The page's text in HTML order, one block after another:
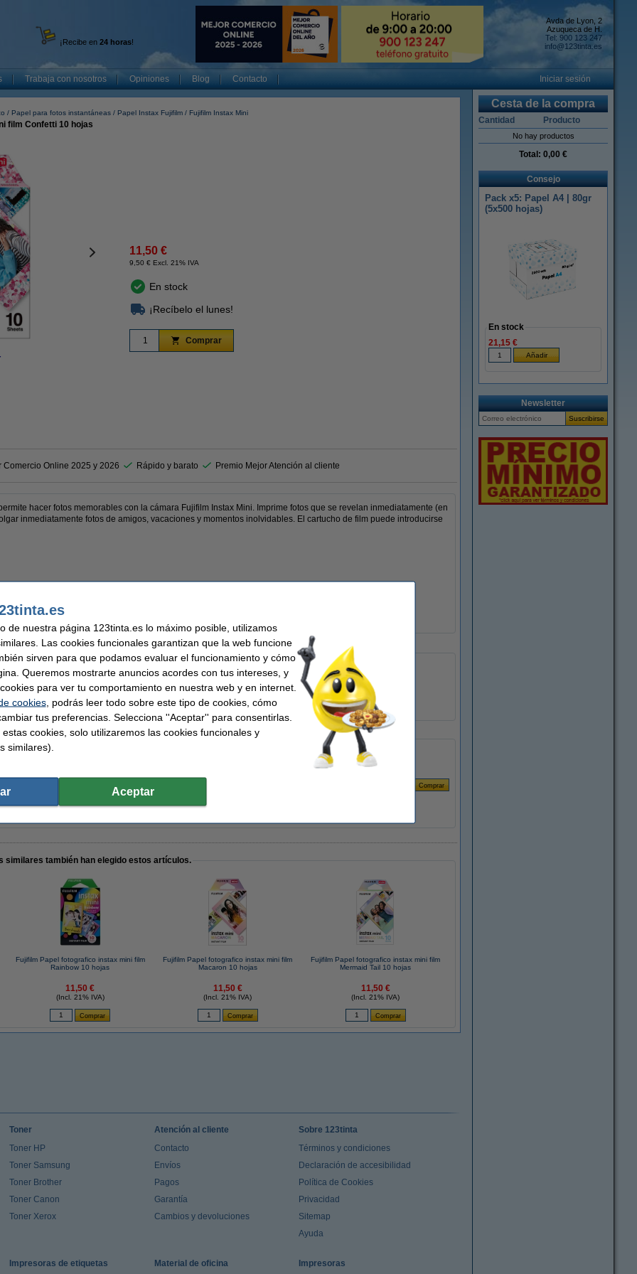
¡Recibe en 24 horas!
Avda de Lyon, 2
Azuqueca de H.
Tel: 900 123 247
info@123tinta.es
Trabaja con nosotros Opiniones Blog Contacto Iniciar sesión
Papel para fotos instantáneas Papel Instax Fujifilm Fujifilm Instax Mini
film Confetti 10 hojas
11,50 €
9,50 € Excl. 21% IVA
En stock
¡Recíbelo el lunes!
Comprar
Comercio Online 2025 y 2026 Rápido y barato Premio Mejor Atención al cliente
hacer fotos memorables con la cámara Fujifilm Instax Mini. Imprime fotos que se revelan inmediatamente (en
inmediatamente fotos de amigos, vacaciones y momentos inolvidables. El cartucho de film puede introducirse
fotográfico Instax Mini Confetti y te permite capturar e imprimir al instante 10 momentos únicos.
brillante
mini Resistente al agua:
no
fotográfica Sirve para:
cámara instantánea
mm Marco:
confetti
Núm. de item: 150860
instax mini Confetti - pack 30 hojas
similares también han elegido estos artículos.
Fujifilm Papel fotografico instax mini film
Rainbow 10 hojas
11,50 €
(Incl. 21% IVA)
Fujifilm Papel fotografico instax mini film
Macaron 10 hojas
11,50 €
(Incl. 21% IVA)
Fujifilm Papel fotografico instax mini film
Mermaid Tail 10 hojas
11,50 €
(Incl. 21% IVA)
Cesta de la compra
Cantidad Producto
No hay productos
Total: 0,00 €
Consejo
Pack x5: Papel A4 | 80gr
(5x500 hojas)
En stock
21,15 €
Newsletter
Toner
Toner HP
Toner Samsung
Toner Brother
Toner Canon
Toner Xerox
Atención al cliente
Contacto
Envíos
Pagos
Garantía
Cambios y devoluciones
Sobre 123tinta
Términos y condiciones
Declaración de accesibilidad
Política de Cookies
Privacidad
Sitemap
Ayuda
Impresoras de etiquetas Material de oficina Impresoras
de nuestra página 123tinta.es lo máximo posible, utilizamos
Las cookies funcionales garantizan que la web funcione
sirven para que podamos evaluar el funcionamiento y cómo
Queremos mostrarte anuncios acordes con tus intereses, y
para ver tu comportamiento en nuestra web y en internet.
cookies, podrás leer todo sobre este tipo de cookies, cómo
tus preferencias. Selecciona ''Aceptar'' para consentirlas.
cookies, solo utilizaremos las cookies funcionales y
similares).
Aceptar